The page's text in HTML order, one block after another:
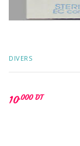
DIVERS
10.000 DT